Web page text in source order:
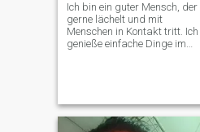
Ich bin ein guter Mensch, der
gerne lächelt und mit
Menschen in Kontakt tritt. Ich
genieße einfache Dinge im
wirklich, dass jede neue
Erfahrung dazu beiträgt, die
Welt ein wenig mehr zu